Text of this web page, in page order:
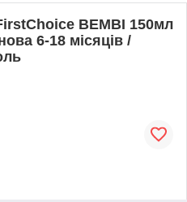
BEMBI 150мл
6-18 місяців /